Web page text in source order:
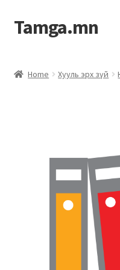
Tamga.mn
Дотоод журмын багц
Компанийн удирдлагын
Home Хууль эрх зүй